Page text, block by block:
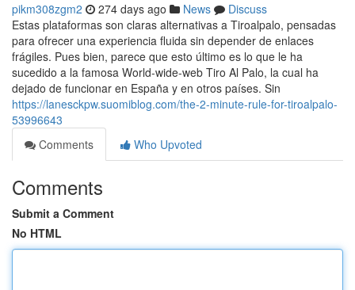
pikm308zgm2 274 days ago News
Discuss
Estas plataformas son claras alternativas a Tiroalpalo, pensadas
para ofrecer una experiencia fluida sin depender de enlaces
frágiles. Pues bien, parece que esto último es lo que le ha
sucedido a la famosa World-wide-web Tiro Al Palo, la cual ha
dejado de funcionar en España y en otros países. Sin
https://lanesckpw.suomiblog.com/the-2-minute-rule-for-tiroalpalo-
53996643
Comments
Who Upvoted
Comments
Submit a Comment
No HTML